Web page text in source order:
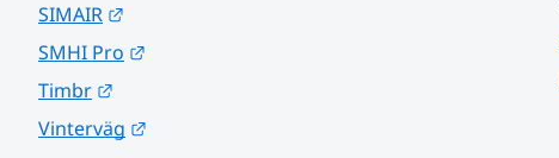
SIMAIR
SMHI Pro
Timbr
Vinterväg